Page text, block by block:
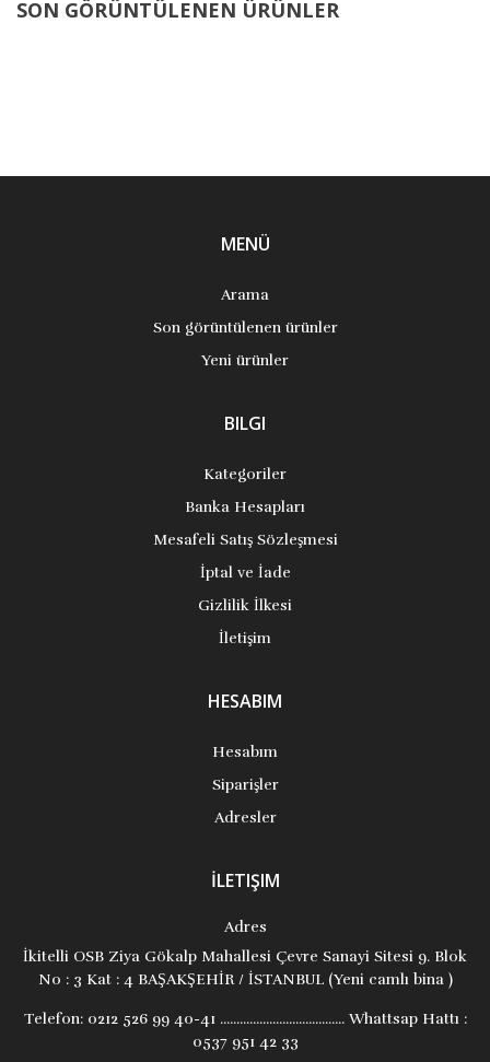
SON GÖRÜNTÜLENEN ÜRÜNLER
MENÜ
Arama
Son görüntülenen ürünler
Yeni ürünler
BILGI
Kategoriler
Banka Hesapları
Mesafeli Satış Sözleşmesi
İptal ve İade
Gizlilik İlkesi
İletişim
HESABIM
Hesabım
Siparişler
Adresler
İLETIŞIM
Adres
İkitelli OSB Ziya Gökalp Mahallesi Çevre Sanayi Sitesi 9. Blok
No : 3 Kat : 4 BAŞAKŞEHİR / İSTANBUL (Yeni camlı bina )
Telefon:0212 526 99 40-41 ...................................... Whattsap Hattı :
0537 951 42 33